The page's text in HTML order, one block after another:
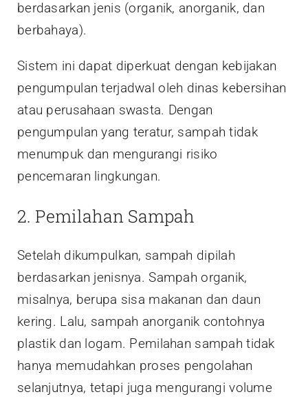
berdasarkan jenis (organik, anorganik, dan
berbahaya).
Sistem ini dapat diperkuat dengan kebijakan
pengumpulan terjadwal oleh dinas kebersihan
atau perusahaan swasta. Dengan
pengumpulan yang teratur, sampah tidak
menumpuk dan mengurangi risiko
pencemaran lingkungan.
2. Pemilahan Sampah
Setelah dikumpulkan, sampah dipilah
berdasarkan jenisnya. Sampah organik,
misalnya, berupa sisa makanan dan daun
kering. Lalu, sampah anorganik contohnya
plastik dan logam. Pemilahan sampah tidak
hanya memudahkan proses pengolahan
selanjutnya, tetapi juga mengurangi volume